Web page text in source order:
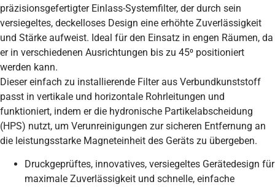
präzisionsgefertigter Einlass-Systemfilter, der durch sein
versiegeltes, deckelloses Design eine erhöhte Zuverlässigkeit
und Stärke aufweist. Ideal für den Einsatz in engen Räumen, da
er in verschiedenen Ausrichtungen bis zu 45⁰ positioniert
werden kann.
Dieser einfach zu installierende Filter aus Verbundkunststoff
passt in vertikale und horizontale Rohrleitungen und
funktioniert, indem er die hydronische Partikelabscheidung
(HPS) nutzt, um Verunreinigungen zur sicheren Entfernung an
die leistungsstarke Magneteinheit des Geräts zu übergeben.
Druckgeprüftes, innovatives, versiegeltes Gerätedesign für
maximale Zuverlässigkeit und schnelle, einfache